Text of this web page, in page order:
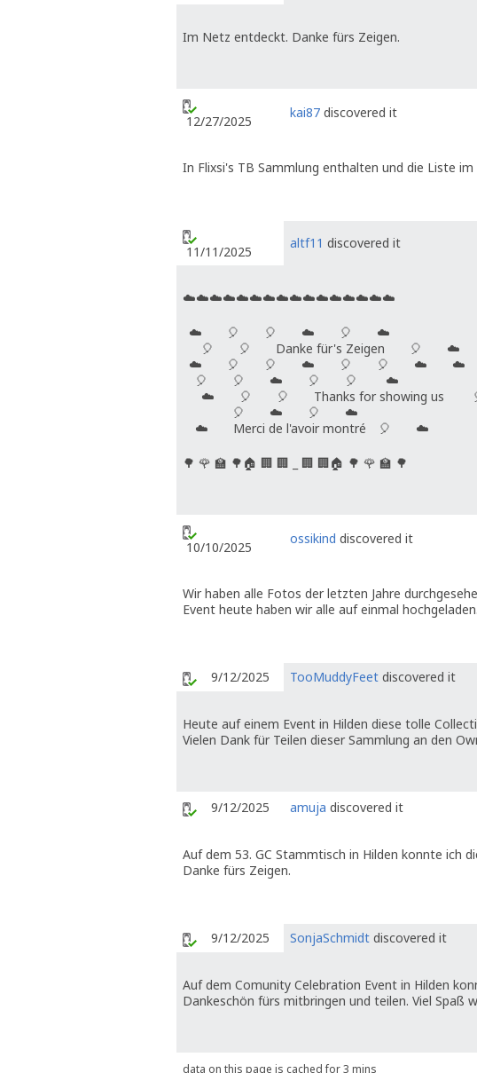
Im Netz entdeckt. Danke fürs Zeigen.
12/27/2025 kai87 discovered it
In Flixsi's TB Sammlung enthalten und die Liste
11/11/2025 altf11 discovered it
☁️☁️☁️☁️☁️☁️☁️☁️☁️☁️☁️☁️☁️☁️☁️☁️
⁣ ☁️ 🎈 🎈 ☁️ 🎈 ☁️
🎈 🎈 Danke für's Zeigen 🎈 ☁️
☁️ 🎈 🎈 ☁️ 🎈 🎈 ☁️ ☁️
🎈 🎈 ☁️ 🎈 🎈 ☁️
☁️ 🎈 🎈 Thanks for showing us
🎈 ☁️ 🎈 ☁️
☁️ Merci de l'avoir montré 🎈 ☁️
🌳 🌹 🏫 🌳🏠 🏢 🏢 _ 🏢 🏢🏠 🌳 🌹 🏫 🌳
10/10/2025 ossikind discovered it
Wir haben alle Fotos der letzten Jahre
Event heute haben wir alle auf einmal hochgeladen.
9/12/2025 TooMuddyFeet discovered it
Heute auf einem Event in Hilden diese tolle
Vielen Dank für Teilen dieser Sammlung an den
9/12/2025 amuja discovered it
Auf dem 53. GC Stammtisch in Hilden konnte ich
Danke fürs Zeigen.
9/12/2025 SonjaSchmidt discovered it
Auf dem Comunity Celebration Event in Hilden
Dankeschön fürs mitbringen und teilen. Viel Spaß
data on this page is cached for 3 mins